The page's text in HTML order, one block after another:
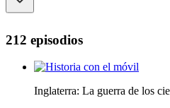
212 episodios
Inglaterra: La guerra de los